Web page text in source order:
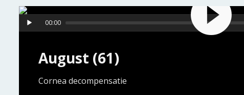
August (61)
Cornea decompensatie
00:00